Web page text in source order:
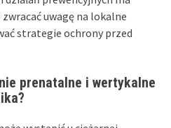
uwagę na lokalne
strategie ochrony przed
prenatalne i wertykalne